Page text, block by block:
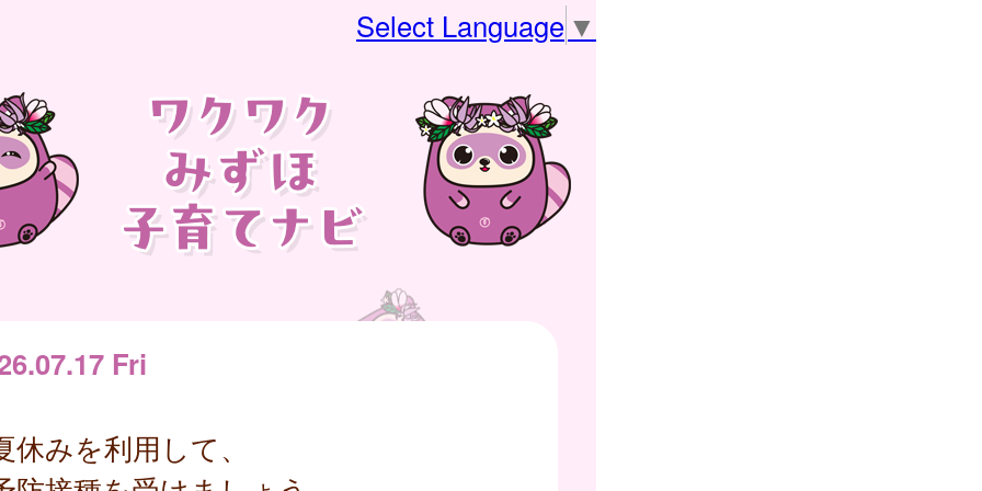
Select Language ▼
Fri
休みを利用して、